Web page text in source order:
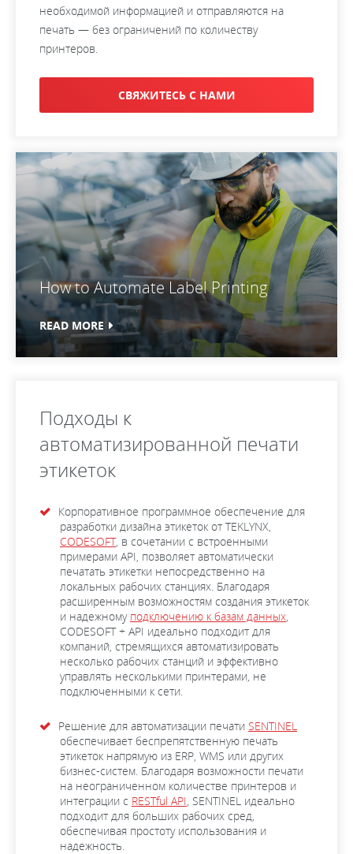
необходимой информацией и отправляются на
печать — без ограничений по количеству
принтеров.
СВЯЖИТЕСЬ С HАМИ
How to Automate Label Printing
READ MORE
Подходы к
автоматизированной печати
этикеток
Корпоративное программное обеспечение для
разработки дизайна этикеток от TEKLYNX,
CODESOFT, в сочетании с встроенными
примерами API, позволяет автоматически
печатать этикетки непосредственно на
локальных рабочих станциях. Благодаря
расширенным возможностям создания этикеток
и надежному подключению к базам данных,
CODESOFT + API идеально подходит для
компаний, стремящихся автоматизировать
несколько рабочих станций и эффективно
управлять несколькими принтерами, не
подключенными к сети.
Решение для автоматизации печати SENTINEL
обеспечивает беспрепятственную печать
этикеток напрямую из ERP, WMS или других
бизнес-систем. Благодаря возможности печати
на неограниченном количестве принтеров и
интеграции с RESTful API, SENTINEL идеально
подходит для больших рабочих сред,
обеспечивая простоту использования и
надежность.